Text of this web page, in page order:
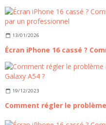
13/01/2026
19/12/2023